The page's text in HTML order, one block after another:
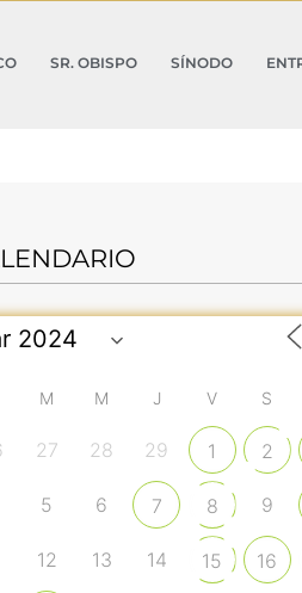
SR. OBISPO SÍNODO
M M J V S
27 28 29 1 2
5 6 7 8 9
12 13 14 15 16